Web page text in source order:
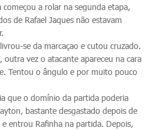
a rolar na segunda etapa,
de Rafael Jaques não estavam
se da marcaçao e cutou cruzado.
vez o atacante apareceu na cara
Tentou o ângulo e por muito pouco
que o domínio da partida poderia
bastante desgastado depois de
entrou Rafinha na partida. Depois,